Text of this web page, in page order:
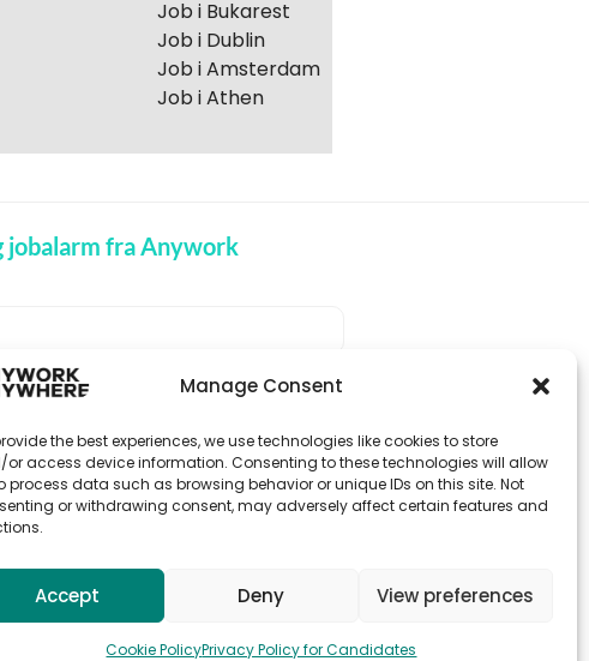
Manage Consent
the best experiences, we use technologies like cookies to store
access device information. Consenting to these technologies will allow
process data such as browsing behavior or unique IDs on this site. Not
or withdrawing consent, may adversely affect certain features and
Accept Deny View preferences
Cookie PolicyPrivacy Policy for Candidates
Job i Bukarest
Job i Dublin
Job i Amsterdam
Job i Athen
jobalarm fra Anywork
MODTAG JOBADVARSLER